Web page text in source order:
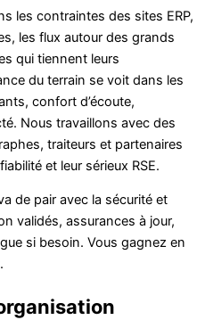
les contraintes des sites ERP,
les flux autour des grands
qui tiennent leurs
du terrain se voit dans les
confort d’écoute,
Nous travaillons avec des
traiteurs et partenaires
et leur sérieux RSE.
de pair avec la sécurité et
validés, assurances à jour,
si besoin. Vous gagnez en